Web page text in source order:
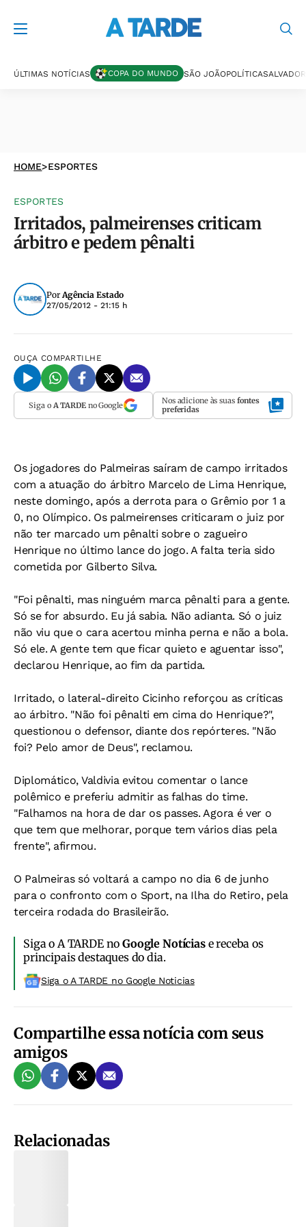
ÚLTIMAS NOTÍCIAS COPA DO MUNDO SÃO JOÃOPOLÍTICASALVADOR
HOME>ESPORTES
ESPORTES
Irritados, palmeirenses criticam
árbitro e pedem pênalti
PorAgência Estado
27/05/2012 - 21:15 h
OUÇA COMPARTILHE
Siga o A TARDEno Google Nos adicione às suas fontes
preferidas
Os jogadores do Palmeiras saíram de campo irritados
com a atuação do árbitro Marcelo de Lima Henrique,
neste domingo, após a derrota para o Grêmio por 1 a
0, no Olímpico. Os palmeirenses criticaram o juiz por
não ter marcado um pênalti sobre o zagueiro
Henrique no último lance do jogo. A falta teria sido
cometida por Gilberto Silva.
"Foi pênalti, mas ninguém marca pênalti para a gente.
Só se for absurdo. Eu já sabia. Não adianta. Só o juiz
não viu que o cara acertou minha perna e não a bola.
Só ele. A gente tem que ficar quieto e aguentar isso",
declarou Henrique, ao fim da partida.
Irritado, o lateral-direito Cicinho reforçou as críticas
ao árbitro. "Não foi pênalti em cima do Henrique?",
questionou o defensor, diante dos repórteres. "Não
foi? Pelo amor de Deus", reclamou.
Diplomático, Valdivia evitou comentar o lance
polêmico e preferiu admitir as falhas do time.
"Falhamos na hora de dar os passes. Agora é ver o
que tem que melhorar, porque tem vários dias pela
frente", afirmou.
O Palmeiras só voltará a campo no dia 6 de junho
para o confronto com o Sport, na Ilha do Retiro, pela
terceira rodada do Brasileirão.
Siga o A TARDE noGoogle Notíciase receba os
principais destaques do dia.
Siga o A TARDE no Google Noticias
Compartilhe essa notícia com seus
amigos
Relacionadas